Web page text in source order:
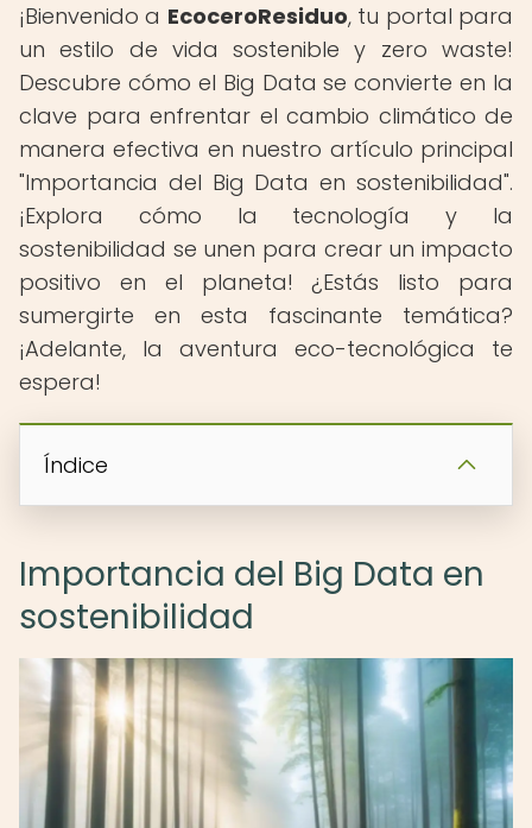
¡Bienvenido a EcoceroResiduo, tu portal para
un estilo de vida sostenible y zero waste!
Descubre cómo el Big Data se convierte en la
clave para enfrentar el cambio climático de
manera efectiva en nuestro artículo principal
"Importancia del Big Data en sostenibilidad".
¡Explora cómo la tecnología y la
sostenibilidad se unen para crear un impacto
positivo en el planeta! ¿Estás listo para
sumergirte en esta fascinante temática?
¡Adelante, la aventura eco-tecnológica te
espera!
Índice
Importancia del Big Data en
sostenibilidad